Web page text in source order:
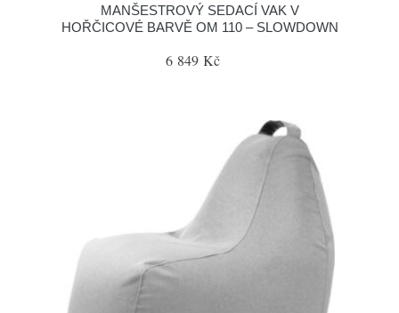
MANŠESTROVÝ SEDACÍ VAK V
HOŘČICOVÉ BARVĚ OM 110 – SLOWDOWN
6 849 Kč